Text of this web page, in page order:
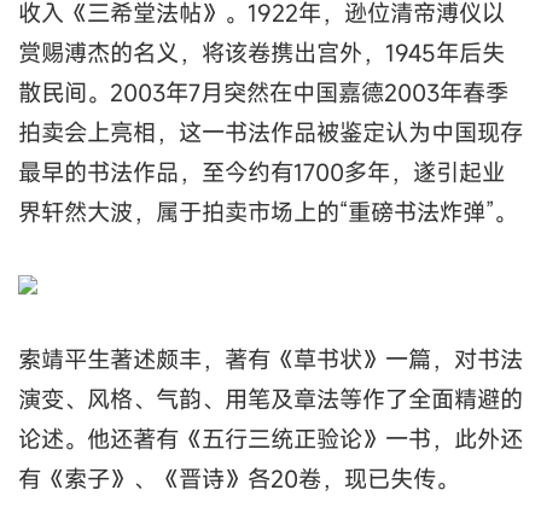
收入《三希堂法帖》。1922年，逊位清帝溥仪以
赏赐溥杰的名义，将该卷携出宫外，1945年后失
散民间。2003年7月突然在中国嘉德2003年春季
拍卖会上亮相，这一书法作品被鉴定认为中国现存
最早的书法作品，至今约有1700多年，遂引起业
界轩然大波，属于拍卖市场上的“重磅书法炸弹”。
索靖平生著述颇丰，著有《草书状》一篇，对书法
演变、风格、气韵、用笔及章法等作了全面精避的
论述。他还著有《五行三统正验论》一书，此外还
有《索子》、《晋诗》各20卷，现已失传。